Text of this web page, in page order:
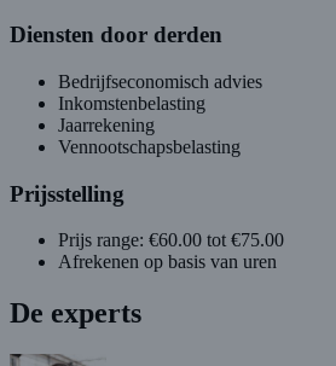
Diensten door derden
Bedrijfseconomisch advies
Inkomstenbelasting
Jaarrekening
Vennootschapsbelasting
Prijsstelling
Prijs range: €60.00 tot €75.00
Afrekenen op basis van uren
De experts